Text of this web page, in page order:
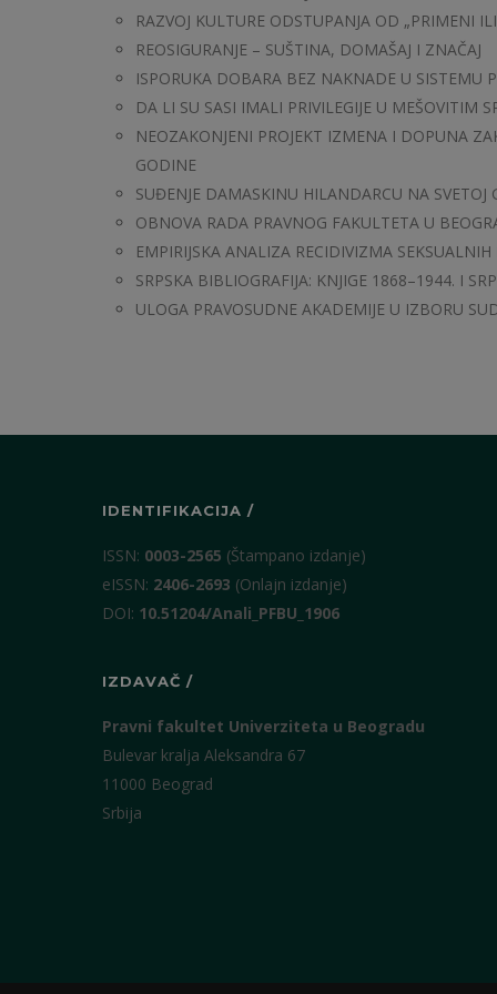
RAZVOJ KULTURE ODSTUPANJA OD „PRIMENI
REOSIGURANJE – SUŠTINA, DOMAŠAJ I ZNAČAJ
ISPORUKA DOBARA BEZ NAKNADE U SISTEMU
DA LI SU SASI IMALI PRIVILEGIJE U MEŠOVITIM
NEOZAKONJENI PROJEKT IZMENA I DOPUNA
GODINE
SUĐENJE DAMASKINU HILANDARCU NA
OBNOVA RADA PRAVNOG FAKULTETA U
EMPIRIJSKA ANALIZA RECIDIVIZMA
SRPSKA BIBLIOGRAFIJA: KNJIGE 1868–1944. I
ULOGA PRAVOSUDNE AKADEMIJE U IZBORU
IDENTIFIKACIJA /
ISSN: 0003-2565 (Štampano izdanje)
eISSN: 2406-2693 (Onlajn izdanje)
DOI: 10.51204/Anali_PFBU_1906
IZDAVAČ /
Pravni fakultet Univerziteta u Beogradu
Bulevar kralja Aleksandra 67
11000 Beograd
Srbija